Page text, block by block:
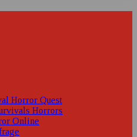
Horror Quest
Horrors
Online